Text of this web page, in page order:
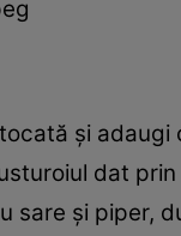
şi
dat
sare şi piper,